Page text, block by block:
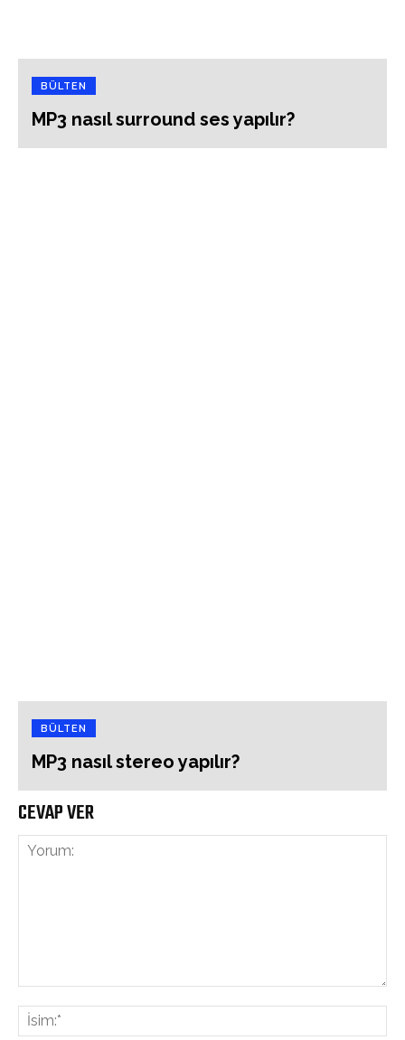
BÜLTEN
MP3 nasıl surround ses yapılır?
BÜLTEN
MP3 nasıl stereo yapılır?
CEVAP VER